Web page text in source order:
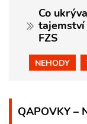
Co
tajemství
FZS
NEHODY
QAPOVKY –